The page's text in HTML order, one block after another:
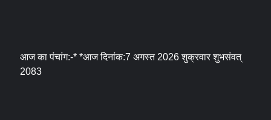
आज का पंचांग:-* *आज दिनांक:7 अगस्त 2026 शुक्रवार शुभसंवत्
2083